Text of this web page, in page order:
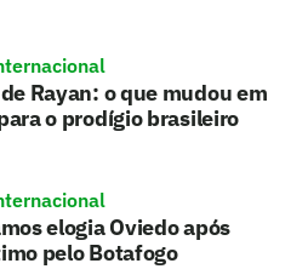
Rayan: o que mudou em
o prodígio brasileiro
elogia Oviedo após
pelo Botafogo